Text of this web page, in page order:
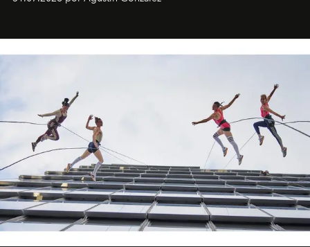
miniobras. Sus puestas en escena son limpias; ponen el